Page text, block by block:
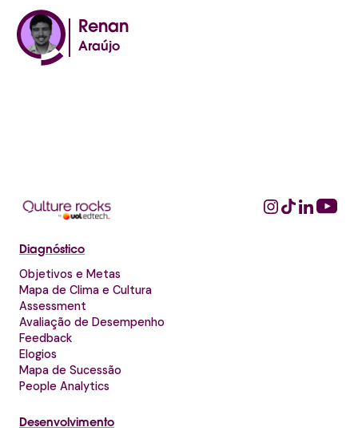
Renan
Araújo
Diagnóstico
Objetivos e Metas
Mapa de Clima e Cultura
Assessment
Avaliação de Desempenho
Feedback
Elogios
Mapa de Sucessão
People Analytics
Desenvolvimento